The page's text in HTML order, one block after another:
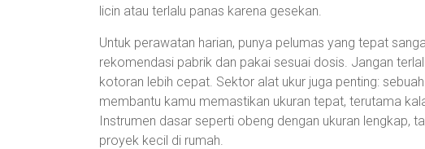
licin atau terlalu panas karena gesekan.
Untuk perawatan harian, punya pelumas yang tepat
rekomendasi pabrik dan pakai sesuai dosis. Jangan
kotoran lebih cepat. Sektor alat ukur juga penting:
membantu kamu memastikan ukuran tepat, terutama
Instrumen dasar seperti obeng dengan ukuran lengkap,
proyek kecil di rumah.